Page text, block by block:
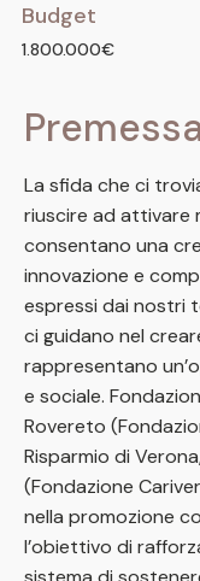
Budget
1.800.000€
La sfida che ci
riuscire ad attivare
consentano una
innovazione e
espressi dai nostri
ci guidano nel
rappresentano
e sociale.
Rovereto
Risparmio di
(Fondazione
nella promozione
l’obiettivo di